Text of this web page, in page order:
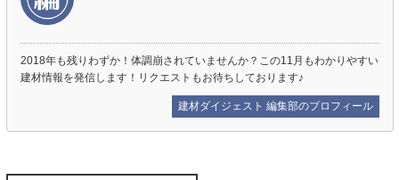
2018年も残りわずか！体調崩されていませんか？この11月もわかりやすい
建材情報を発信します！リクエストもお待ちしております♪
建材ダイジェスト 編集部のプロフィール